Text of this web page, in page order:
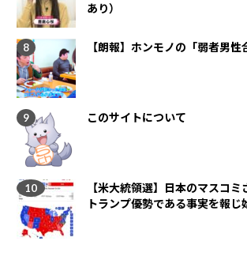
あり）
【朗報】ホンモノの「弱者男
このサイトについて
【米大統領選】日本のマスコ
トランプ優勢である事実を報